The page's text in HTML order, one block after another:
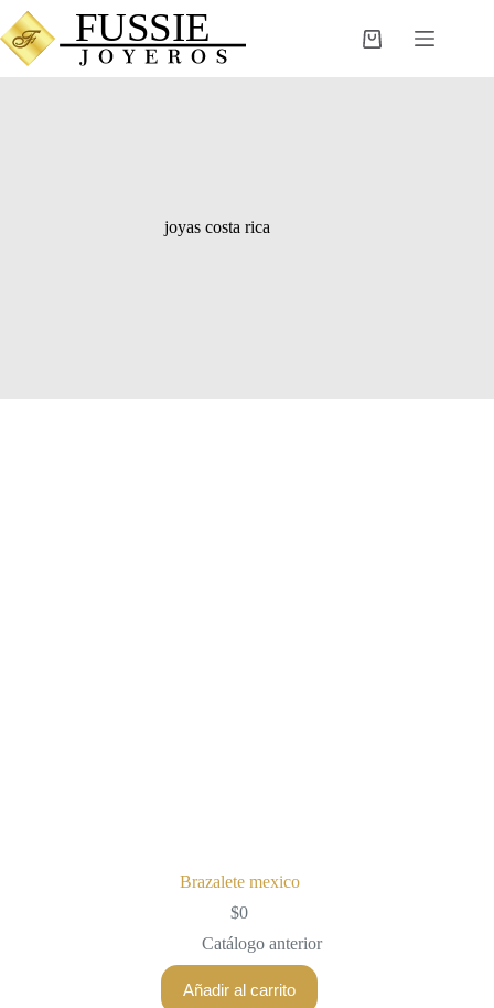
Saltar
al
contenido
Carro
joyas costa rica
Brazalete mexico
$0
Catálogo anterior
Añadir al carrito